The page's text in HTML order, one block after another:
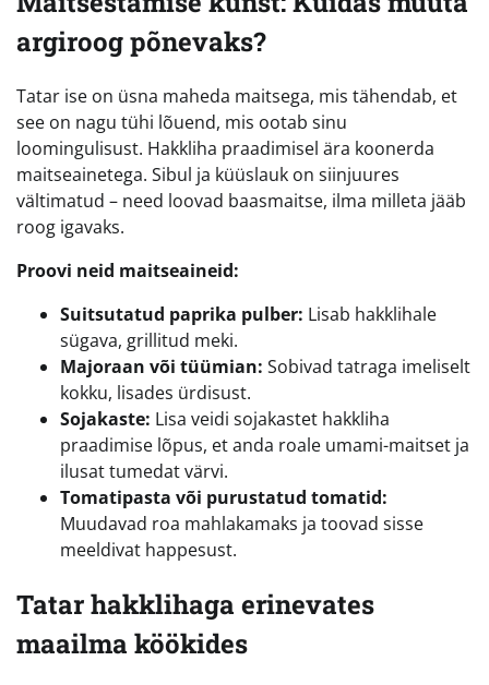
argiroog põnevaks?
Tatar ise on üsna maheda maitsega, mis tähendab, et
see on nagu tühi lõuend, mis ootab sinu
loomingulisust. Hakkliha praadimisel ära koonerda
maitseainetega. Sibul ja küüslauk on siinjuures
vältimatud – need loovad baasmaitse, ilma milleta jääb
roog igavaks.
Proovi neid maitseaineid:
Suitsutatud paprika pulber: Lisab hakklihale
sügava, grillitud meki.
Majoraan või tüümian: Sobivad tatraga imeliselt
kokku, lisades ürdisust.
Sojakaste: Lisa veidi sojakastet hakkliha
praadimise lõpus, et anda roale umami-maitset ja
ilusat tumedat värvi.
Tomatipasta või purustatud tomatid:
Muudavad roa mahlakamaks ja toovad sisse
meeldivat happesust.
Tatar hakklihaga erinevates
maailma köökides